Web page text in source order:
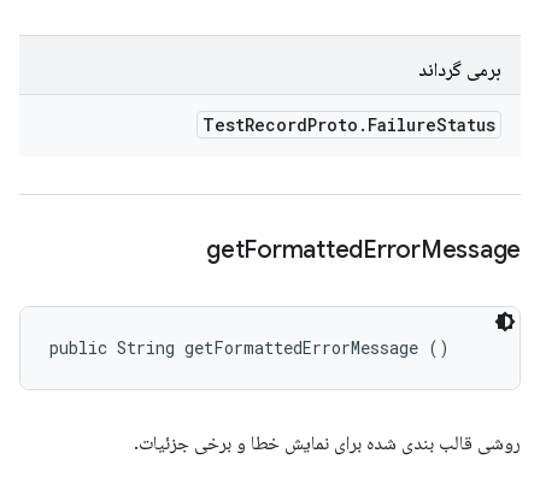
برمی گرداند
TestRecordProto . FailureStatus
getFormattedErrorMessage
public String getFormattedErrorMessage ()
روشی قالب بندی شده برای نمایش خطا و برخی جزئیات.